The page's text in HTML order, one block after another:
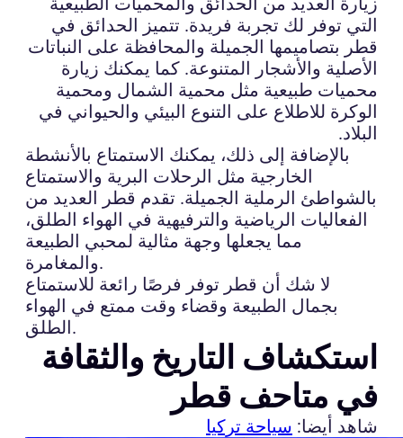
التي توفر لك تجربة فريدة. تتميز الحدائق في
قطر بتصاميمها الجميلة والمحافظة على النباتات
الأصلية والأشجار المتنوعة. كما يمكنك زيارة
محميات طبيعية مثل محمية الشمال ومحمية
الوكرة للاطلاع على التنوع البيئي والحيواني في
البلاد.
بالإضافة إلى ذلك، يمكنك الاستمتاع بالأنشطة
الخارجية مثل الرحلات البرية والاستمتاع
بالشواطئ الرملية الجميلة. تقدم قطر العديد من
الفعاليات الرياضية والترفيهية في الهواء الطلق،
مما يجعلها وجهة مثالية لمحبي الطبيعة
والمغامرة.
لا شك أن قطر توفر فرصًا رائعة للاستمتاع
بجمال الطبيعة وقضاء وقت ممتع في الهواء
الطلق.
استكشاف التاريخ والثقافة
في متاحف قطر
شاهد أيضا: سياحة تركيا